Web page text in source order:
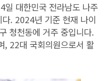
대한민국 전라남도 나주
. 2024년 기준 현재 나이
청천동에 거주 중입니다.
, 22대 국회의원으로서 활